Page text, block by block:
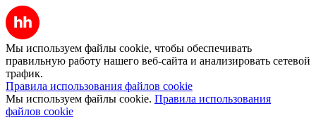
Мы используем файлы cookie, чтобы обеспечивать
правильную работу нашего веб-сайта и анализировать сетевой
трафик.
Правила использования файлов cookie
Мы используем файлы cookie. Правила использования
файлов cookie